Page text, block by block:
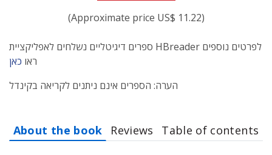
(Approximate price US$ 11.22)
ספרים דיגיטליים נשלחים לאפליקציית HBreader לפרטים נוספים
ראו כאן
הערה: הספרים אינם ניתנים לקריאה בקינדל
About the book Reviews Table of contents